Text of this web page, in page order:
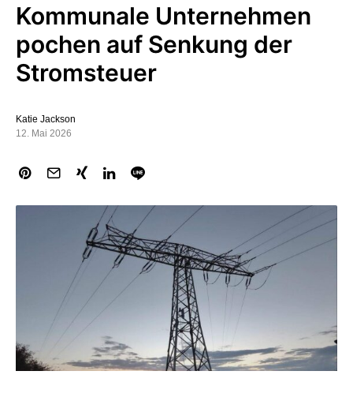
Kommunale Unternehmen
pochen auf Senkung der
Stromsteuer
Katie Jackson
12. Mai 2026